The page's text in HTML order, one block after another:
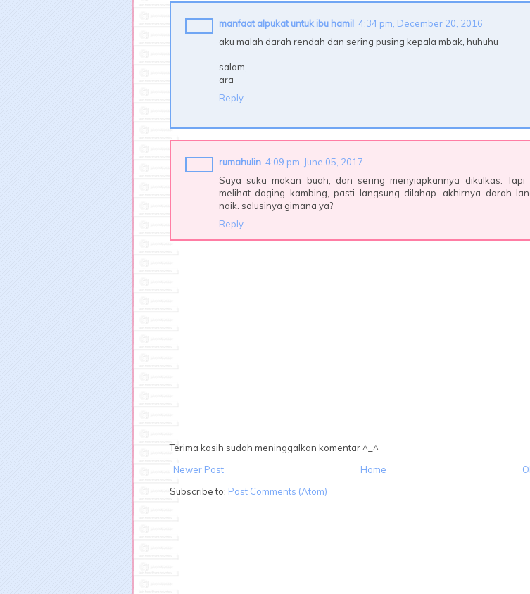
manfaat alpukat untuk ibu hamil 4:34 pm, December 20, 2016
aku malah darah rendah dan sering pusing kepala mbak, huhuhu
salam,
ara
Reply
rumahulin 4:09 pm, June 05, 2017
Saya suka makan buah, dan sering menyiapkannya dikulkas. Tapi
melihat daging kambing, pasti langsung dilahap. akhirnya darah
naik. solusinya gimana ya?
Reply
Terima kasih sudah meninggalkan komentar ^_^
Newer Post
Home
Subscribe to: Post Comments (Atom)